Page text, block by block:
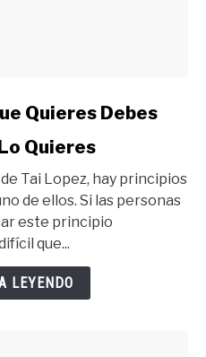
Quieres Debes
Quieres
Tai Lopez, hay principios
de ellos. Si las personas
este principio
que...
LEYENDO